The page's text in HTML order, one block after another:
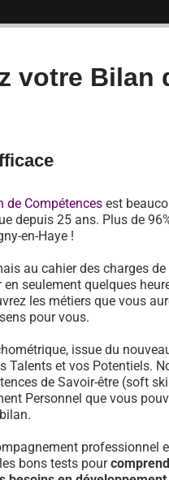
votre Bilan
de Compétences est
depuis 25 ans. Plus de
en-Haye !
au cahier des charges de
seulement quelques
les métiers que vous
pour vous.
issue du
Talents et vos Potentiels.
de Savoir-être (soft
Personnel que vous
professionnel
bons tests pour